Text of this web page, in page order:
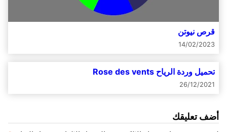
قرص نيوتن
14/02/2023
تحميل وردة الرياح Rose des vents
26/12/2021
أضف تعليقك